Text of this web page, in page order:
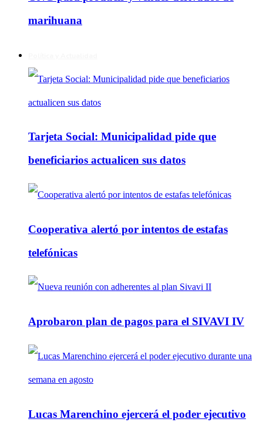
marihuana
Tarjeta Social: Municipalidad pide que
beneficiarios actualicen sus datos
Cooperativa alertó por intentos de estafas
telefónicas
Aprobaron plan de pagos para el SIVAVI IV
Lucas Marenchino ejercerá el poder ejecutivo